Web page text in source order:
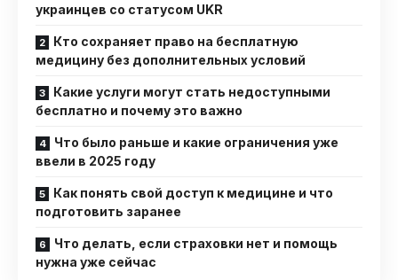
украинцев со статусом UKR
Кто сохраняет право на бесплатную
медицину без дополнительных условий
Какие услуги могут стать недоступными
бесплатно и почему это важно
Что было раньше и какие ограничения уже
ввели в 2025 году
Как понять свой доступ к медицине и что
подготовить заранее
Что делать, если страховки нет и помощь
нужна уже сейчас